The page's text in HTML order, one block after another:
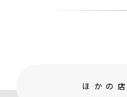
ほかの